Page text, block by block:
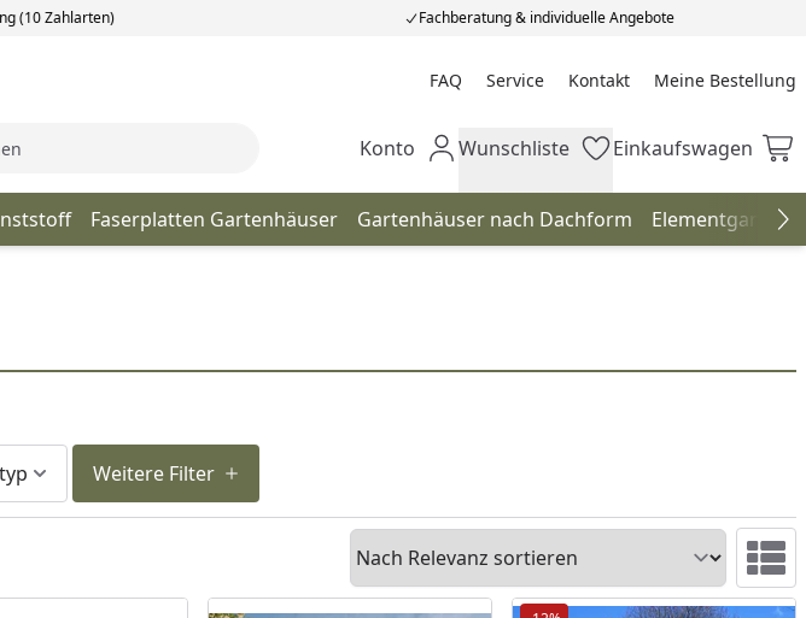
(10 Zahlarten) Fachberatung & individuelle Angebote
FAQ Service Kontakt Meine Bestellung
Meine Bestellung
Mein Konto
Konto Wunschliste
Wunschliste Einkaufswagen
Einkaufswagen
Faserplatten Gartenhäuser Gartenhäuser nach Dachform
Weitere Filter
Sortieren